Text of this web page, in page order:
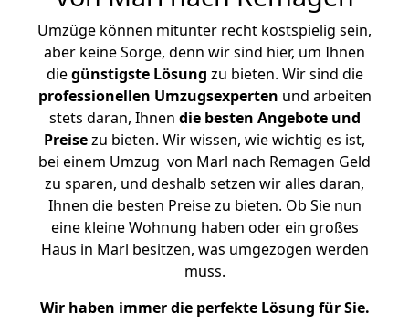
Umzüge können mitunter recht kostspielig sein,
aber keine Sorge, denn wir sind hier, um Ihnen
diegünstigste Lösung zu bieten. Wir sind die
professionellen Umzugsexperten und arbeiten
stets daran, Ihnen die besten Angebote und
Preisezu bieten. Wir wissen, wie wichtig es ist,
bei einem Umzug von Marl nach Remagen Geld
zu sparen, und deshalb setzen wir alles daran,
Ihnen die besten Preise zu bieten. Ob Sie nun
eine kleine Wohnung haben oder ein großes
Haus in Marl besitzen, was umgezogen werden
muss.
Wir haben immer die perfekte Lösung für Sie.